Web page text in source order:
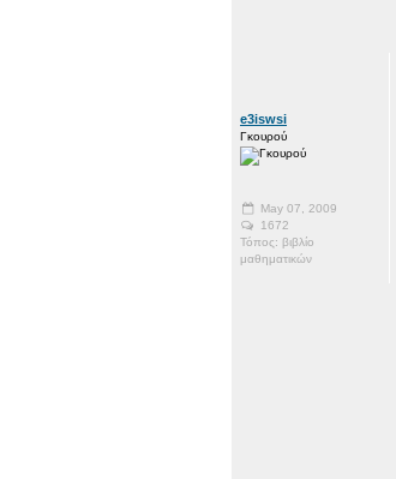
e3iswsi
Γκουρού
May 07, 2009
1672
Τόπος: βιβλίο
μαθηματικών